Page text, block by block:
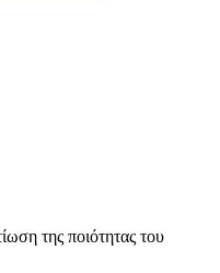
της ποιότητας του